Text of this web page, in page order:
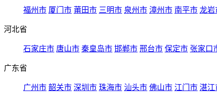
福州市 厦门市 莆田市 三明市 泉州市 漳州市 南平市 龙岩
河北省
石家庄市 唐山市 秦皇岛市 邯郸市 邢台市 保定市 张家口
广东省
广州市 韶关市 深圳市 珠海市 汕头市 佛山市 江门市 湛江